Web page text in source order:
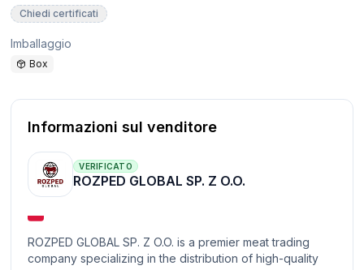
Chiedi certificati
Imballaggio
Box
Informazioni sul venditore
VERIFICATO
ROZPED GLOBAL SP. Z O.O.
ROZPED GLOBAL SP. Z O.O. is a premier meat trading
company specializing in the distribution of high-quality